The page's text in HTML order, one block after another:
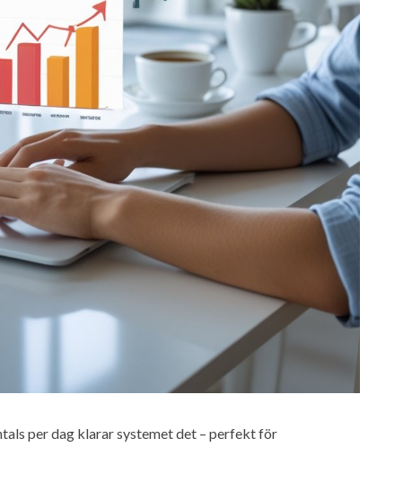
per dag klarar systemet det – perfekt för